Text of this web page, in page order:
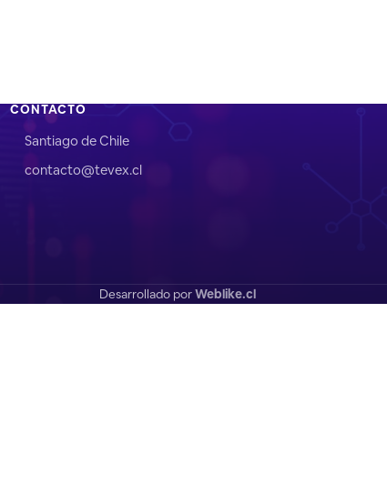
CONTACTO
Santiago de Chile
contacto@tevex.cl
Desarrollado porWeblike.cl